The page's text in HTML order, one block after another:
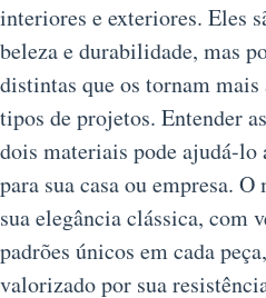
interiores e exteriores. Eles
beleza e durabilidade, mas
distintas que os tornam mais
tipos de projetos. Entender
dois materiais pode ajudá-lo
para sua casa ou empresa.
sua elegância clássica, com
padrões únicos em cada
valorizado por sua